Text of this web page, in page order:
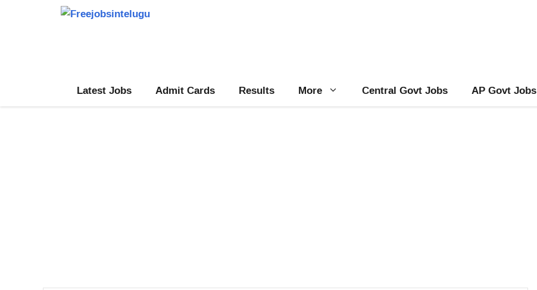
Latest Jobs Admit Cards Results More Central Govt Jobs AP Govt Jobs